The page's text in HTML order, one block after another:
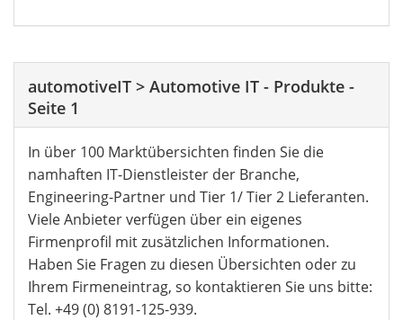
automotiveIT > Automotive IT - Produkte -
Seite 1
In über 100 Marktübersichten finden Sie die
namhaften IT-Dienstleister der Branche,
Engineering-Partner und Tier 1/ Tier 2 Lieferanten.
Viele Anbieter verfügen über ein eigenes
Firmenprofil mit zusätzlichen Informationen.
Haben Sie Fragen zu diesen Übersichten oder zu
Ihrem Firmeneintrag, so kontaktieren Sie uns bitte:
Tel. +49 (0) 8191-125-939.